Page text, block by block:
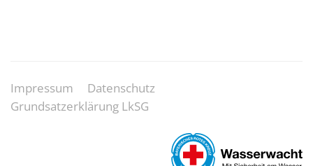
Impressum
Datenschutz
Grundsatzerklärung LkSG